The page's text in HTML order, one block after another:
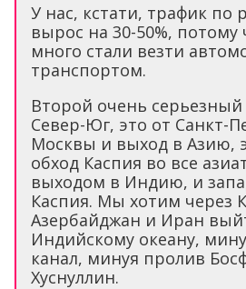
У нас, кстати, трафик по
вырос на 30-50%, потому
много стали везти
транспортом.
Второй очень
Север-Юг, это от Санкт-
Москвы и выход в Азию,
обход Каспия во все
выходом в Индию, и
Каспия. Мы хотим через
Азербайджан и Иран
Индийскому океану,
канал, минуя пролив
Хуснуллин.